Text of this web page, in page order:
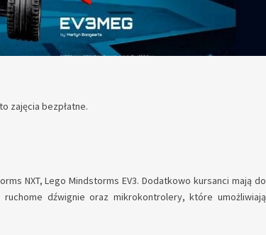
zajęcia bezpłatne.
NXT, Lego Mindstorms EV3. Dodatkowo kursanci mają do
dźwignie oraz mikrokontrolery, które umożliwiają